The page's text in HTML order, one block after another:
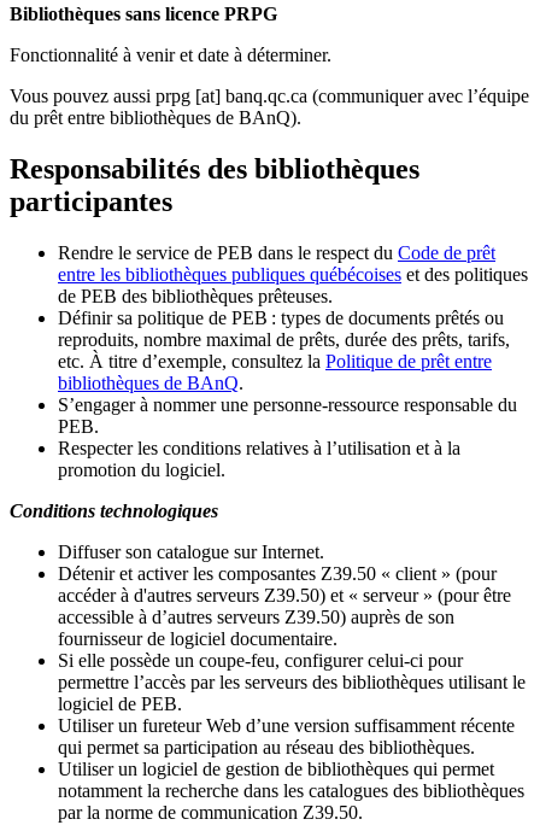
Bibliothèques sans licence PRPG
Fonctionnalité à venir et date à déterminer.
Vous pouvez aussi prpg [at] banq.qc.ca (communiquer avec l’équipe
du prêt entre bibliothèques de BAnQ).
Responsabilités des bibliothèques
participantes
Rendre le service de PEB dans le respect du Code de prêt
entre les bibliothèques publiques québécoises et des politiques
de PEB des bibliothèques prêteuses.
Définir sa politique de PEB : types de documents prêtés ou
reproduits, nombre maximal de prêts, durée des prêts, tarifs,
etc. À titre d’exemple, consultez la Politique de prêt entre
bibliothèques de BAnQ.
S’engager à nommer une personne-ressource responsable du
PEB.
Respecter les conditions relatives à l’utilisation et à la
promotion du logiciel.
Conditions technologiques
Diffuser son catalogue sur Internet.
Détenir et activer les composantes Z39.50 « client » (pour
accéder à d'autres serveurs Z39.50) et « serveur » (pour être
accessible à d’autres serveurs Z39.50) auprès de son
fournisseur de logiciel documentaire.
Si elle possède un coupe-feu, configurer celui-ci pour
permettre l’accès par les serveurs des bibliothèques utilisant le
logiciel de PEB.
Utiliser un fureteur Web d’une version suffisamment récente
qui permet sa participation au réseau des bibliothèques.
Utiliser un logiciel de gestion de bibliothèques qui permet
notamment la recherche dans les catalogues des bibliothèques
par la norme de communication Z39.50.